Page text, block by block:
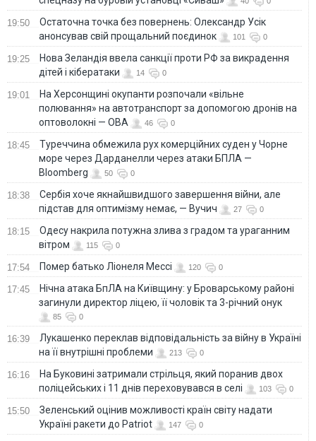
19:50
Остаточна точка без повернень: Олександр Усік
анонсував свій прощальний поєдинок
101 0
19:25
Нова Зеландія ввела санкції проти РФ за викрадення
дітей і кібератаки
14 0
19:01
На Херсонщині окупанти розпочали «вільне
полювання» на автотранспорт за допомогою дронів на
оптоволокні — ОВА
46 0
18:45
Туреччина обмежила рух комерційних суден у Чорне
море через Дарданелли через атаки БПЛА —
Bloomberg
50 0
18:38
Сербія хоче якнайшвидшого завершення війни, але
підстав для оптимізму немає, — Вучич
27 0
18:15
Одесу накрила потужна злива з градом та ураганним
вітром
115 0
17:54 Помер батько Ліонеля Мессі 120 0
17:45
Нічна атака БпЛА на Київщину: у Броварському районі
загинули директор ліцею, її чоловік та 3-річний онук
85 0
16:39
Лукашенко переклав відповідальність за війну в Україні
на її внутрішні проблеми
213 0
16:16
На Буковині затримали стрільця, який поранив двох
поліцейських і 11 днів переховувався в селі
103 0
15:50
Зеленський оцінив можливості країн світу надати
Україні ракети до Patriot
147 0